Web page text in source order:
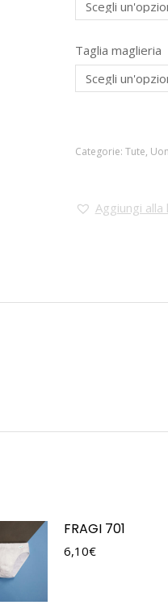
Taglia maglieria
Categorie: Tute,
Aggiungi
FRAGI 701
6,10€